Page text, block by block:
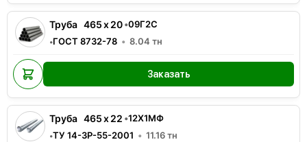
Труба 465x20•09Г2С
•ГОСТ 8732-78 8.04 тн
Заказать
Труба 465x22 •12Х1МФ
•ТУ 14-3Р-55-2001 11.16тн